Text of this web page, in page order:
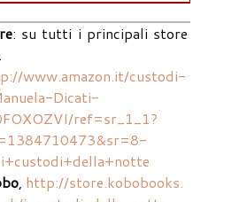
: su tutti i principali store
www.amazon.it/custodi-
Dicati-
ref=sr_1_1?
, http://store.kobobooks.